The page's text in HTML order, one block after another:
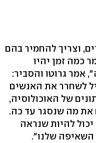
וצריך להחמיר בהם
כמה זמן יהיו
אמר גרוטו והסביר:
לשחרר את האנשים
של האוכולוסיה,
את מה שנסגר עד כה.
להיות שנראה
השאיפה שלנו".